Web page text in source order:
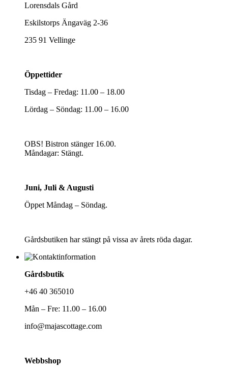
Lorensdals Gård
Eskilstorps Ängaväg 2-36
235 91 Vellinge
Öppettider
Tisdag – Fredag: 11.00 – 18.00
Lördag – Söndag: 11.00 – 16.00
OBS! Bistron stänger 16.00.
Måndagar: Stängt.
Juni, Juli & Augusti
Öppet Måndag – Söndag.
Gårdsbutiken har stängt på vissa av årets röda dagar.
Gårdsbutik
+46 40 365010
Mån – Fre: 11.00 – 16.00
info@majascottage.com
Webbshop